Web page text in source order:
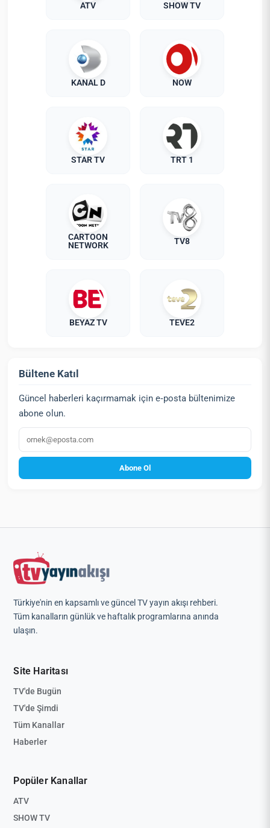
ATV SHOW TV
KANAL D NOW
STAR TV TRT 1
CARTOON
NETWORK
TV8
BEYAZ TV TEVE2
Bültene Katıl
Güncel haberleri kaçırmamak için e‑posta bültenimize
abone olun.
E‑posta
Abone Ol
Türkiye'nin en kapsamlı ve güncel TV yayın akışı rehberi.
Tüm kanalların günlük ve haftalık programlarına anında
ulaşın.
Site Haritası
TV'de Bugün
TV'de Şimdi
Tüm Kanallar
Haberler
Popüler Kanallar
ATV
SHOW TV